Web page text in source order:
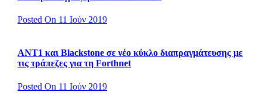
Posted On 11 Ιούν 2019
ΑΝΤ1 και Blackstone σε νέο κύκλο διαπραγμάτευσης με
τις τράπεζες για τη Forthnet
Posted On 11 Ιούν 2019